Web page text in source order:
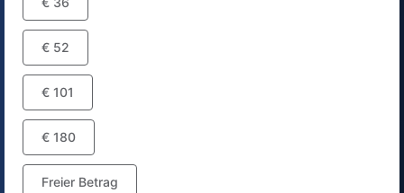
€ 52
€ 101
€ 180
Freier Betrag